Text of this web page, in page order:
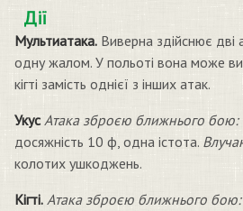
Дії
Мультиатака. Виверна здійснює дві
одну жалом. У польоті вона може
кігті замість однієї з інших атак.
Укус Атака зброєю ближнього бою:
досяжність 10 ф, одна істота.
колотих ушкоджень.
Кігті. Атака зброєю ближнього бою: